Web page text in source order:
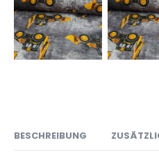
BESCHREIBUNG